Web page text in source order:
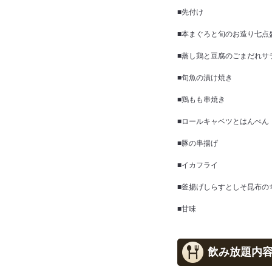
■先付け
■本まぐろと旬のお造り七点
■蒸し鶏と豆腐のごまだれサ
■旬魚の漬け焼き
■鶏もも串焼き
■ロールキャベツとはんぺん
■豚の串揚げ
■イカフライ
■釜揚げしらすとしそ昆布の
■甘味
飲み放題内